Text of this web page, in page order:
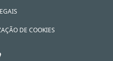
DE COOKIES